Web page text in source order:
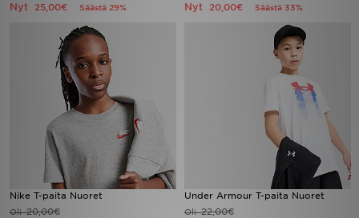
Nyt 25,00€ Säästä 29% Nyt 20,00€ Säästä 33%
Nike T-paita Nuoret
Oli20,00€
Under Armour T-paita Nuoret
Oli22,00€